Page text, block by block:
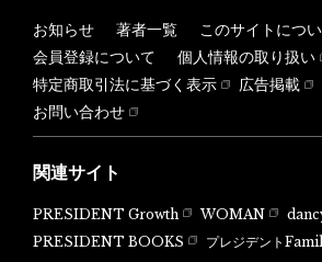
お知らせ 著者一覧
このサイトにつ
会員登録について
個人情報の取り扱い
特定商取引法に基づく表示
広告掲載
お問い合わせ
関連サイト
PRESIDENT Growth WOMAN
PRESIDENT BOOKS
プレジデント